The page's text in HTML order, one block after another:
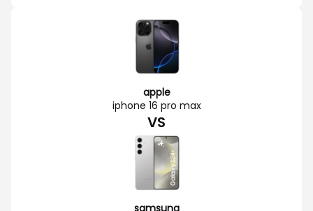
apple
iphone 16 pro max
VS
samsung